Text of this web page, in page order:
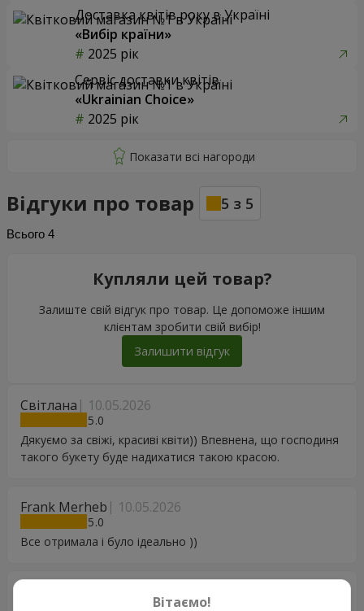
Доставка квітів року в Україні
«Вибір країни»
2025 рік
Сервіс доставки квітів
«Ukrainian Choice»
2025 рік
Відгуки про товар 5 з 5
Всього 4
Світлана 10.05.2026
5
Дякуємо за свіжі, красиві квіти)) Впевнена, що господиня
такого букету буде надихатися такою красою.
Frank Merheb 10.05.2026
5
Все отримала і було ідеально ))
Купляли цей товар?
Залиште свій відгук про товар. Це допоможе іншим
клієнтам зробити свій вибір!
Залишити відгук
Вітаємо!